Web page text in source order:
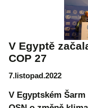
V Egyptě
COP 27
7.listopad.2022
V Egyptském